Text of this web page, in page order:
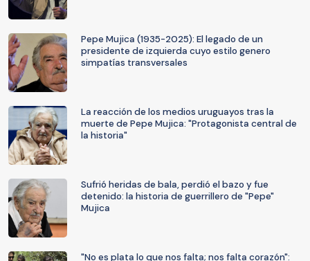
Pepe Mujica (1935-2025): El legado de un
presidente de izquierda cuyo estilo genero
simpatías transversales
La reacción de los medios uruguayos tras la
muerte de Pepe Mujica: "Protagonista central de
la historia"
Sufrió heridas de bala, perdió el bazo y fue
detenido: la historia de guerrillero de "Pepe"
Mujica
"No es plata lo que nos falta; nos falta corazón":